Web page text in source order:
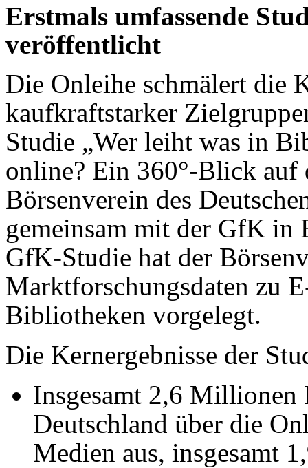
Erstmals umfassende
veröffentlicht
Die Onleihe schmälert die
kaufkraftstarker
Studie „Wer leiht was in
online? Ein 360°-Blick auf
Börsenverein des
gemeinsam mit der GfK
GfK-Studie hat der
Marktforschungsdaten zu
Bibliotheken vorgelegt.
Die Kernergebnisse der
Insgesamt 2,6 Millionen
Deutschland über die
Medien aus, insgesamt